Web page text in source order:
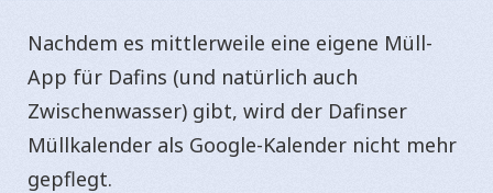
Nachdem es mittlerweile eine eigene Müll-
App für Dafins (und natürlich auch
Zwischenwasser) gibt, wird der Dafinser
Müllkalender als Google-Kalender nicht mehr
gepflegt.